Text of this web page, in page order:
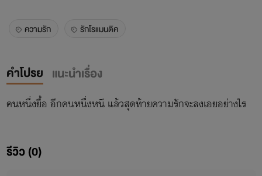
ความรัก รักโรแมนติค
คำโปรย แนะนำเรื่อง
คนหนึ่งยื้อ อีกคนหนึ่งหนี แล้วสุดท้ายความรักจะลงเอยอย่างไร
รีวิว (0)